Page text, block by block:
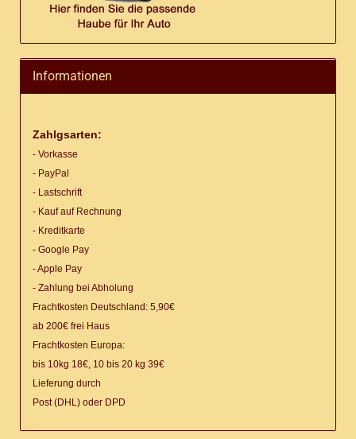
Informationen
Zahlgsarten:
- Vorkasse
- PayPal
- Lastschrift
- Kauf auf Rechnung
- Kreditkarte
- Google Pay
- Apple Pay
- Zahlung bei Abholung
Frachtkosten Deutschland: 5,90€
ab 200€ frei Haus
Frachtkosten Europa:
bis 10kg 18€, 10 bis 20 kg 39€
Lieferung durch
Post (DHL) oder DPD